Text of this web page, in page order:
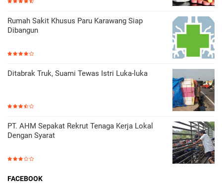
Rumah Sakit Khusus Paru Karawang Siap
Dibangun
Ditabrak Truk, Suami Tewas Istri Luka-luka
PT. AHM Sepakat Rekrut Tenaga Kerja Lokal
Dengan Syarat
FACEBOOK